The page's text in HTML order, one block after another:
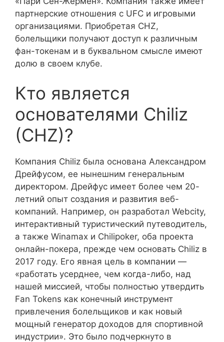
партнерские отношения с UFC и игровыми
организациями. Приобретая CHZ,
болельщики получают доступ к различным
фан-токенам и в буквальном смысле имеют
долю в своем клубе.
Кто является
основателями Chiliz
(CHZ)?
Компания Chiliz была основана Александром
Дрейфусом, ее нынешним генеральным
директором. Дрейфус имеет более чем 20-
летний опыт создания и развития веб-
компаний. Например, он разработал Webcity,
интерактивный туристический путеводитель,
а также Winamax и Chilipoker, оба проекта
онлайн-покера, прежде чем основать Chiliz в
2017 году. Его явная цель в компании —
«работать усерднее, чем когда-либо, над
нашей миссией, чтобы полностью утвердить
Fan Tokens как конечный инструмент
привлечения болельщиков и как новый
мощный генератор доходов для спортивной
индустрии». Это было подчеркнуто в